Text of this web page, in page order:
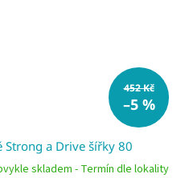
452 Kč
–5 %
Strong a Drive šířky 80
skladem - Termín dle lokality